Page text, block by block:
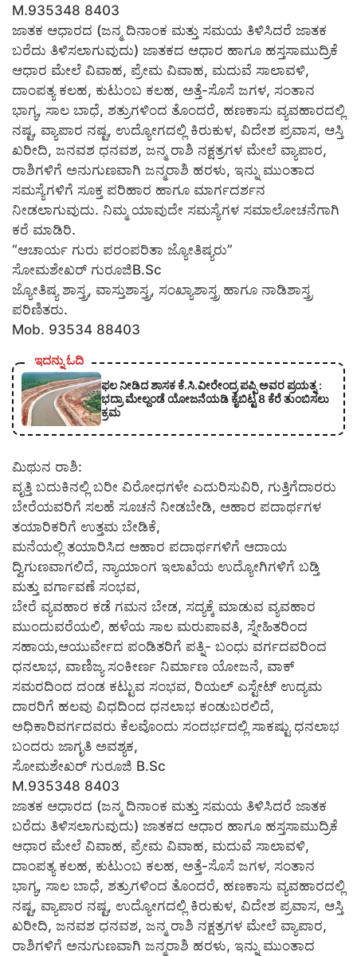
M.935348 8403
ಜಾತಕ ಆಧಾರದ (ಜನ್ಮ ದಿನಾಂಕ ಮತ್ತು ಸಮಯ ತಿಳಿಸಿದರೆ ಜಾತಕ
ಬರೆದು ತಿಳಿಸಲಾಗುವುದು) ಜಾತಕದ ಆಧಾರ ಹಾಗೂ ಹಸ್ತಸಾಮುದ್ರಿಕೆ
ಆಧಾರ ಮೇಲೆ ವಿವಾಹ, ಪ್ರೇಮ ವಿವಾಹ, ಮದುವೆ ಸಾಲಾವಳಿ,
ದಾಂಪತ್ಯ ಕಲಹ, ಕುಟುಂಬ ಕಲಹ, ಅತ್ತೆ-ಸೊಸೆ ಜಗಳ, ಸಂತಾನ
ಭಾಗ್ಯ, ಸಾಲ ಬಾಧೆ, ಶತ್ರುಗಳಿಂದ ತೊಂದರೆ, ಹಣಕಾಸು ವ್ಯವಹಾರದಲ್ಲಿ
ನಷ್ಟ, ವ್ಯಾಪಾರ ನಷ್ಟ, ಉದ್ಯೋಗದಲ್ಲಿ ಕಿರುಕುಳ, ವಿದೇಶ ಪ್ರವಾಸ, ಆಸ್ತಿ
ಖರೀದಿ, ಜನವಶ ಧನವಶ, ಜನ್ಮ ರಾಶಿ ನಕ್ಷತ್ರಗಳ ಮೇಲೆ ವ್ಯಾಪಾರ,
ರಾಶಿಗಳಿಗೆ ಅನುಗುಣವಾಗಿ ಜನ್ಮರಾಶಿ ಹರಳು, ಇನ್ನು ಮುಂತಾದ
ಸಮಸ್ಯೆಗಳಿಗೆ ಸೂಕ್ತ ಪರಿಹಾರ ಹಾಗೂ ಮಾರ್ಗದರ್ಶನ
ನೀಡಲಾಗುವುದು. ನಿಮ್ಮ ಯಾವುದೇ ಸಮಸ್ಯೆಗಳ ಸಮಾಲೋಚನೆಗಾಗಿ
ಕರೆ ಮಾಡಿರಿ.
“ಆಚಾರ್ಯ ಗುರು ಪರಂಪರಿತಾ ಜ್ಯೋತಿಷ್ಯರು”
ಸೋಮಶೇಖರ್ ಗುರೂಜಿB.Sc
ಜ್ಯೋತಿಷ್ಯ ಶಾಸ್ತ್ರ, ವಾಸ್ತುಶಾಸ್ತ್ರ, ಸಂಖ್ಯಾಶಾಸ್ತ್ರ ಹಾಗೂ ನಾಡಿಶಾಸ್ತ್ರ
ಪರಿಣಿತರು.
Mob. 93534 88403
ಇದನ್ನು ಓದಿ
ಫಲ ನೀಡಿದ ಶಾಸಕ ಕೆ.ಸಿ.ವೀರೇಂದ್ರ ಪಪ್ಪಿ ಅವರ ಪ್ರಯತ್ನ :
ಭದ್ರಾ ಮೇಲ್ದಂಡೆ ಯೋಜನೆಯಡಿ ಕೈಬಿಟ್ಟ 8 ಕೆರೆ ತುಂಬಿಸಲು
ಕ್ರಮ
ಮಿಥುನ ರಾಶಿ:
ವೃತ್ತಿ ಬದುಕಿನಲ್ಲಿ ಬರೀ ವಿರೋಧಗಳೇ ಎದುರಿಸುವಿರಿ, ಗುತ್ತಿಗೆದಾರರು
ಬೇರೆಯವರಿಗೆ ಸಲಹೆ ಸೂಚನೆ ನೀಡಬೇಡಿ, ಆಹಾರ ಪದಾರ್ಥಗಳ
ತಯಾರಿಕರಿಗೆ ಉತ್ತಮ ಬೇಡಿಕೆ,
ಮನೆಯಲ್ಲಿ ತಯಾರಿಸಿದ ಆಹಾರ ಪದಾರ್ಥಗಳಿಗೆ ಆದಾಯ
ದ್ವಿಗುಣವಾಗಲಿದೆ, ನ್ಯಾಯಾಂಗ ಇಲಾಖೆಯ ಉದ್ಯೋಗಿಗಳಿಗೆ ಬಡ್ತಿ
ಮತ್ತು ವರ್ಗಾವಣೆ ಸಂಭವ,
ಬೇರೆ ವ್ಯವಹಾರ ಕಡೆ ಗಮನ ಬೇಡ, ಸದ್ಯಕ್ಕೆ ಮಾಡುವ ವ್ಯವಹಾರ
ಮುಂದುವರೆಯಲಿ, ಹಳೆಯ ಸಾಲ ಮರುಪಾವತಿ, ಸ್ನೇಹಿತರಿಂದ
ಸಹಾಯ,ಆಯುರ್ವೇದ ಪಂಡಿತರಿಗೆ ಪತ್ನಿ- ಬಂಧು ವರ್ಗದವರಿಂದ
ಧನಲಾಭ, ವಾಣಿಜ್ಯ ಸಂಕೀರ್ಣ ನಿರ್ಮಾಣ ಯೋಜನೆ, ವಾಕ್
ಸಮರದಿಂದ ದಂಡ ಕಟ್ಟುವ ಸಂಭವ, ರಿಯಲ್ ಎಸ್ಟೇಟ್ ಉದ್ಯಮ
ದಾರರಿಗೆ ಹಲವು ವಿಧದಿಂದ ಧನಲಾಭ ಕಂಡುಬರಲಿದೆ,
ಅಧಿಕಾರಿವರ್ಗದವರು ಕೆಲವೊಂದು ಸಂದರ್ಭದಲ್ಲಿ ಸಾಕಷ್ಟು ಧನಲಾಭ
ಬಂದರು ಜಾಗೃತಿ ಅವಶ್ಯಕ,
ಸೋಮಶೇಖರ್ ಗುರೂಜಿ B.Sc
M.935348 8403
ಜಾತಕ ಆಧಾರದ (ಜನ್ಮ ದಿನಾಂಕ ಮತ್ತು ಸಮಯ ತಿಳಿಸಿದರೆ ಜಾತಕ
ಬರೆದು ತಿಳಿಸಲಾಗುವುದು) ಜಾತಕದ ಆಧಾರ ಹಾಗೂ ಹಸ್ತಸಾಮುದ್ರಿಕೆ
ಆಧಾರ ಮೇಲೆ ವಿವಾಹ, ಪ್ರೇಮ ವಿವಾಹ, ಮದುವೆ ಸಾಲಾವಳಿ,
ದಾಂಪತ್ಯ ಕಲಹ, ಕುಟುಂಬ ಕಲಹ, ಅತ್ತೆ-ಸೊಸೆ ಜಗಳ, ಸಂತಾನ
ಭಾಗ್ಯ, ಸಾಲ ಬಾಧೆ, ಶತ್ರುಗಳಿಂದ ತೊಂದರೆ, ಹಣಕಾಸು ವ್ಯವಹಾರದಲ್ಲಿ
ನಷ್ಟ, ವ್ಯಾಪಾರ ನಷ್ಟ, ಉದ್ಯೋಗದಲ್ಲಿ ಕಿರುಕುಳ, ವಿದೇಶ ಪ್ರವಾಸ, ಆಸ್ತಿ
ಖರೀದಿ, ಜನವಶ ಧನವಶ, ಜನ್ಮ ರಾಶಿ ನಕ್ಷತ್ರಗಳ ಮೇಲೆ ವ್ಯಾಪಾರ,
ರಾಶಿಗಳಿಗೆ ಅನುಗುಣವಾಗಿ ಜನ್ಮರಾಶಿ ಹರಳು, ಇನ್ನು ಮುಂತಾದ